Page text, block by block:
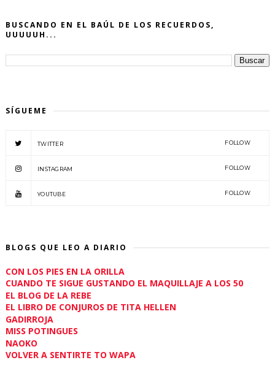
BUSCANDO EN EL BAÚL DE LOS RECUERDOS,
UUUUUH...
SÍGUEME
TWITTER FOLLOW
INSTAGRAM FOLLOW
YOUTUBE FOLLOW
BLOGS QUE LEO A DIARIO
CON LOS PIES EN LA ORILLA
CUANDO TE SIGUE GUSTANDO EL MAQUILLAJE A LOS 50
EL BLOG DE LA REBE
EL LIBRO DE CONJUROS DE TITA HELLEN
GADIRROJA
MISS POTINGUES
NAOKO
VOLVER A SENTIRTE TO WAPA